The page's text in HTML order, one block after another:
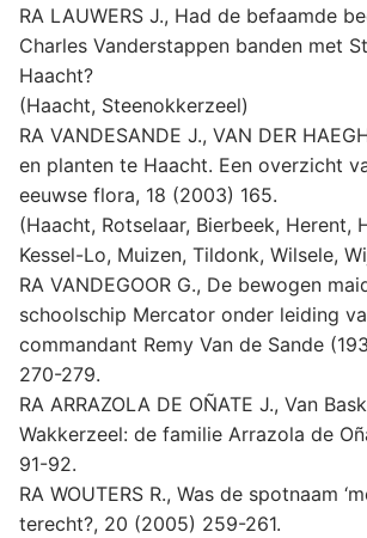
RA LAUWERS J., Had de befaamde
Charles Vanderstappen banden met
Haacht?
(Haacht, Steenokkerzeel)
RA VANDESANDE J., VAN DER
en planten te Haacht. Een overzicht
eeuwse flora, 18 (2003) 165.
(Haacht, Rotselaar, Bierbeek, Herent,
Kessel-Lo, Muizen, Tildonk, Wilsele,
RA VANDEGOOR G., De bewogen
schoolschip Mercator onder leiding
commandant Remy Van de Sande
270-279.
RA ARRAZOLA DE OÑATE J., Van
Wakkerzeel: de familie Arrazola de
91-92.
RA WOUTERS R., Was de spotnaam
terecht?, 20 (2005) 259-261.